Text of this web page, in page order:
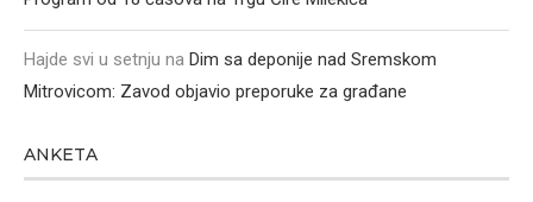
Hajde svi u setnju na Dim sa deponije nad Sremskom
Mitrovicom: Zavod objavio preporuke za građane
ANKETA